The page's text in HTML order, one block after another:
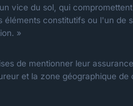
vice du sol, qui
constitutifs ou l'un de
»
de mentionner leur
et la zone géographique de